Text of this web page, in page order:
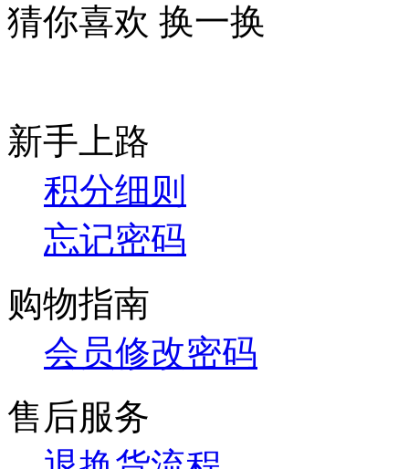
猜你喜欢 换一换
新手上路
积分细则
忘记密码
购物指南
会员修改密码
售后服务